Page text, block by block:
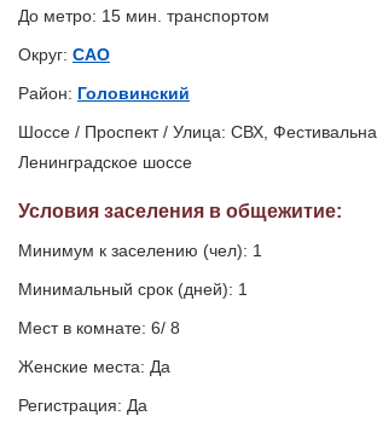
До метро: 15 мин. транспортом
Округ: САО
Район: Головинский
Шоссе / Проспект / Улица: СВХ,
Ленинградское шоссе
Условия заселения в общежитие:
Минимум к заселению (чел): 1
Минимальный срок (дней): 1
Мест в комнате: 6/ 8
Женские места: Да
Регистрация: Да